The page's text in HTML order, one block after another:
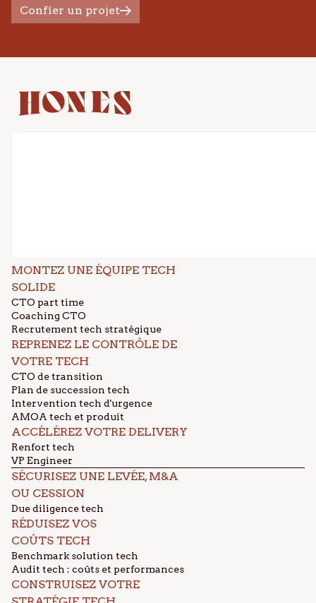
Confier un projet
MONTEZ UNE ÉQUIPE TECH
SOLIDE
CTO part time
Coaching CTO
Recrutement tech stratégique
REPRENEZ LE CONTRÔLE DE
VOTRE TECH
CTO de transition
Plan de succession tech
Intervention tech d'urgence
AMOA tech et produit
ACCÉLÉREZ VOTRE DELIVERY
Renfort tech
VP Engineer
SÉCURISEZ UNE LEVÉE, M&A
OU CESSION
Due diligence tech
RÉDUISEZ VOS
COÛTS TECH
Benchmark solution tech
Audit tech : coûts et performances
CONSTRUISEZ VOTRE